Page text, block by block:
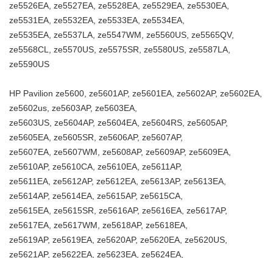
ze5526EA, ze5527EA, ze5528EA, ze5529EA, ze5530EA,
ze5531EA, ze5532EA, ze5533EA, ze5534EA,
ze5535EA, ze5537LA, ze5547WM, ze5560US, ze5565QV,
ze5568CL, ze5570US, ze5575SR, ze5580US, ze5587LA,
ze5590US
HP Pavilion ze5600, ze5601AP, ze5601EA, ze5602AP, ze5602EA,
ze5602us, ze5603AP, ze5603EA,
ze5603US, ze5604AP, ze5604EA, ze5604RS, ze5605AP,
ze5605EA, ze5605SR, ze5606AP, ze5607AP,
ze5607EA, ze5607WM, ze5608AP, ze5609AP, ze5609EA,
ze5610AP, ze5610CA, ze5610EA, ze5611AP,
ze5611EA, ze5612AP, ze5612EA, ze5613AP, ze5613EA,
ze5614AP, ze5614EA, ze5615AP, ze5615CA,
ze5615EA, ze5615SR, ze5616AP, ze5616EA, ze5617AP,
ze5617EA, ze5617WM, ze5618AP, ze5618EA,
ze5619AP, ze5619EA, ze5620AP, ze5620EA, ze5620US,
ze5621AP, ze5622EA, ze5623EA, ze5624EA,